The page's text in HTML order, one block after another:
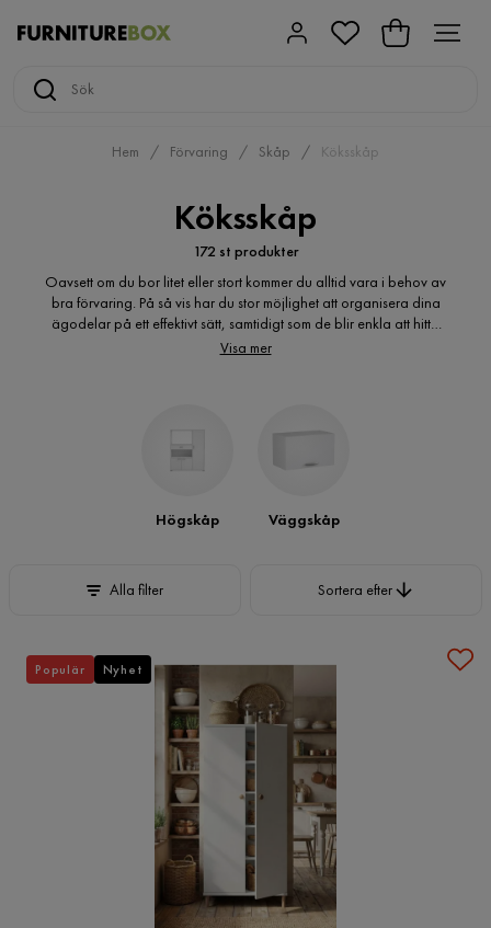
Hem Förvaring Skåp Köksskåp
Köksskåp
172 st produkter
Oavsett om du bor litet eller stort kommer du alltid vara i behov av
bra förvaring. På så vis har du stor möjlighet att organisera dina
ägodelar på ett effektivt sätt, samtidigt som de blir enkla att hitta
när du väl behöver dem. Bekvämast är om du letar efter dina nya
involvera familjen i köpet, tillsammans kan ni slå er ned framför
datorskärmen och titta igenom alternativen.
Visa mer
Högskåp Väggskåp
Alla filter Sortera efter
Populär Nyhet